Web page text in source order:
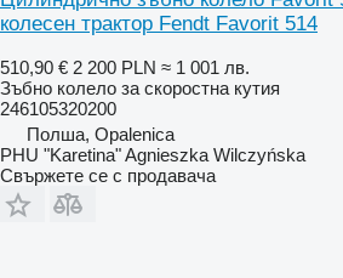
колесен трактор Fendt Favorit 514
510,90 € 2 200 PLN ≈ 1 001 лв.
Зъбно колело за скоростна кутия
246105320200
Полша, Opalenica
PHU "Karetina" Agnieszka Wilczyńska
Свържете се с продавача